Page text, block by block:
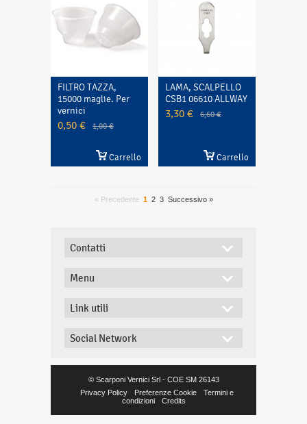
FILTRO TAZZA,
15000 maglie. Per
vernici
0,50 € 1,00 €
Carrello
LAMA, SCALPELLO
CSB1 06610 ALLWAY
3,30 € 6,60 €
Carrello
« Precedente 1 2 3 Successivo »
Contatti
Menu
Link utili
Social Network
© Scarponi Vernici Srl - COE SM 26143
Privacy Policy
Preferenze Cookie
Termini e
condizioni
Credits